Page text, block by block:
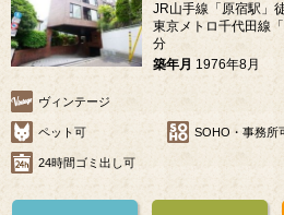
JR山手線「原宿駅」
東京メトロ千代田線
分
築年月 1976年8月
ヴィンテージ
ペット可 SOHO・事務所
24時間ゴミ出し可